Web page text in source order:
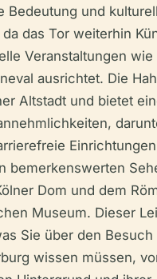
Bedeutung und
das Tor weiterhin
Veranstaltungen
ausrichtet. Die
Altstadt und bietet
bemerkenswerten
Dom und dem
Museum. Dieser
Sie über den Besuch
wissen müssen,